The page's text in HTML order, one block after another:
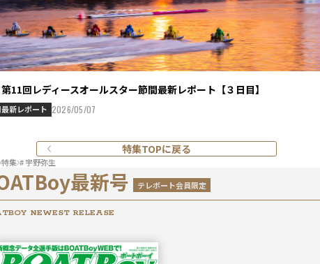
11回レディースオールスター節間最新レポート【３日目】
新レポート 2026/05/07
特集TOPに戻る
特集 # 宇野弥生
最新号 テレボート会員限定
NEWEST RELEASE